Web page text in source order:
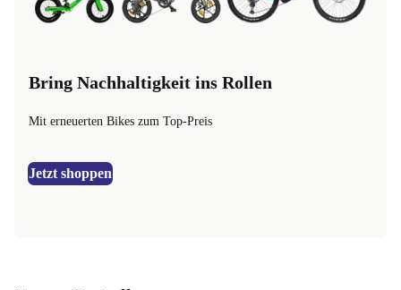
Bring Nachhaltigkeit ins Rollen
Mit erneuerten Bikes zum Top-Preis
Jetzt shoppen